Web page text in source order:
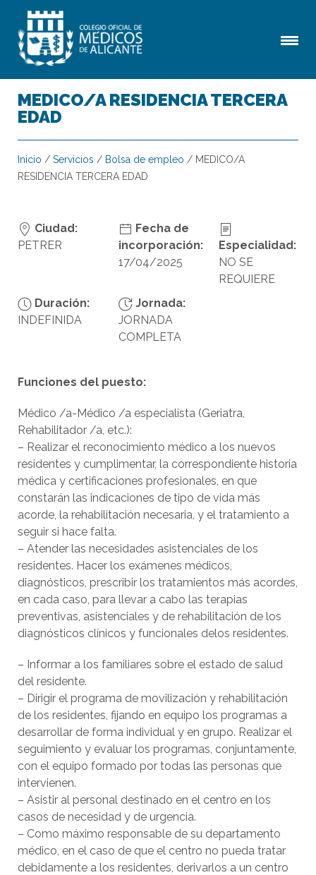
MEDICO/A RESIDENCIA TERCERA
EDAD
Inicio / Servicios / Bolsa de empleo / MEDICO/A
RESIDENCIA TERCERA EDAD
Ciudad:
PETRER
Fecha de
incorporación:
17/04/2025
Especialidad:
NO SE
REQUIERE
Duración:
INDEFINIDA
Jornada:
JORNADA
COMPLETA
Funciones del puesto:
Médico /a-Médico /a especialista (Geriatra,
Rehabilitador /a, etc.):
– Realizar el reconocimiento médico a los nuevos
residentes y cumplimentar, la correspondiente historia
médica y certificaciones profesionales, en que
constarán las indicaciones de tipo de vida más
acorde, la rehabilitación necesaria, y el tratamiento a
seguir si hace falta.
– Atender las necesidades asistenciales de los
residentes. Hacer los exámenes médicos,
diagnósticos, prescribir los tratamientos más acordes,
en cada caso, para llevar a cabo las terapias
preventivas, asistenciales y de rehabilitación de los
diagnósticos clínicos y funcionales delos residentes.
– Informar a los familiares sobre el estado de salud
del residente.
– Dirigir el programa de movilización y rehabilitación
de los residentes, fijando en equipo los programas a
desarrollar de forma individual y en grupo. Realizar el
seguimiento y evaluar los programas, conjuntamente,
con el equipo formado por todas las personas que
intervienen.
– Asistir al personal destinado en el centro en los
casos de necesidad y de urgencia.
– Como máximo responsable de su departamento
médico, en el caso de que el centro no pueda tratar
debidamente a los residentes, derivarlos a un centro